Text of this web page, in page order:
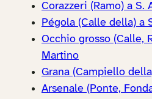
Corazzeri (Ramo) a S.
Pégola (Calle della) a
Occhio grosso (Calle,
Martino
Grana (Campiello
Arsenale (Ponte,